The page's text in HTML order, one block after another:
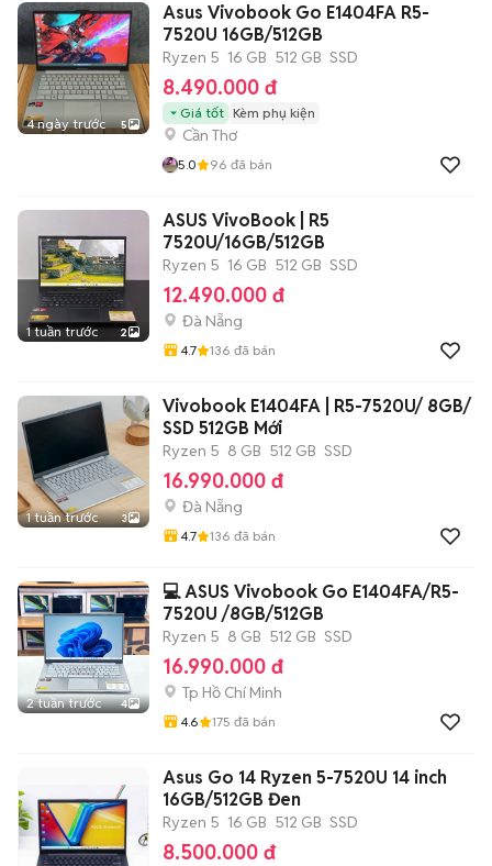
4 ngày trước 5
Asus Vivobook Go E1404FA R5-
7520U 16GB/512GB
Ryzen 5 16 GB 512 GB SSD
8.490.000 đ
Giá tốt Kèm phụ kiện
Cần Thơ
5.0 96 đã bán
1 tuần trước 2
ASUS VivoBook | R5
7520U/16GB/512GB
Ryzen 5 16 GB 512 GB SSD
12.490.000 đ
Đà Nẵng
4.7 136 đã bán
1 tuần trước 3
Vivobook E1404FA | R5-7520U/ 8GB/
SSD 512GB Mới
Ryzen 5 8 GB 512 GB SSD
16.990.000 đ
Đà Nẵng
4.7 136 đã bán
2 tuần trước 4
💻 ASUS Vivobook Go E1404FA/R5-
7520U /8GB/512GB
Ryzen 5 8 GB 512 GB SSD
16.990.000 đ
Tp Hồ Chí Minh
4.6 175 đã bán
Asus Go 14 Ryzen 5-7520U 14 inch
16GB/512GB Đen
Ryzen 5 16 GB 512 GB SSD
8.500.000 đ